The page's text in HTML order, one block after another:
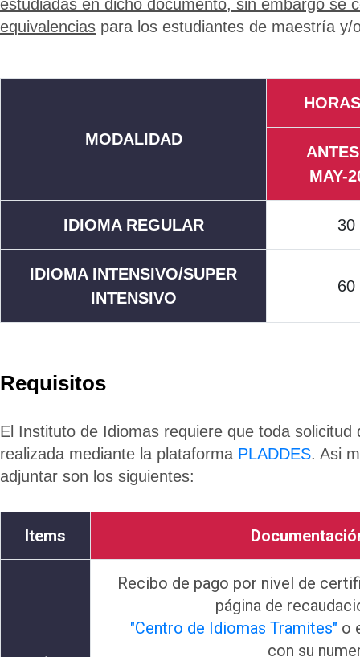
estudiadas en dicho documento, sin embargo se
equivalencias para los estudiantes de maestría y/
MODALIDAD
MAY-
IDIOMA REGULAR 30
IDIOMA INTENSIVO/SUPER
INTENSIVO
60
Requisitos
El Instituto de Idiomas requiere que toda
realizada mediante la plataforma PLADDES. Asi
adjuntar son los siguientes:
Items
Recibo de pago por nivel de
página de
"Centro de Idiomas Tramites" o
con su